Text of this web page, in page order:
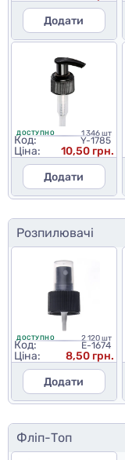
Додати
ДОСТУПНО 1 346 шт
Код: Y-1785
Ціна:
10,50 грн.
Додати
Розпилювачі
ДОСТУПНО 2 120 шт
Код: E-1674
Ціна:
8,50 грн.
Додати
Фліп-Топ